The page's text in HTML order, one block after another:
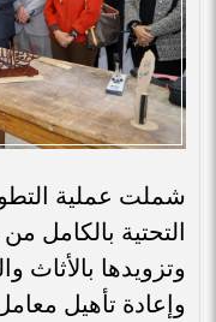
شملت عملية
التحتية بالكامل
وتزويدها بالأثاث
وإعادة تأهيل